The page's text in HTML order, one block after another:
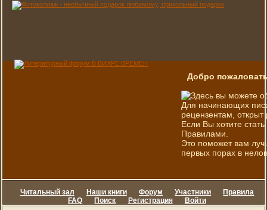
Добро
Здесь вы можете
Для начинающих
рецензентам, открыт
Если Вы хотите
Правилами.
Это поможет вам
первых порах в
Читальный зал Наши книги Форум Участники
Правила
FAQ
Поиск Регистрация Войти